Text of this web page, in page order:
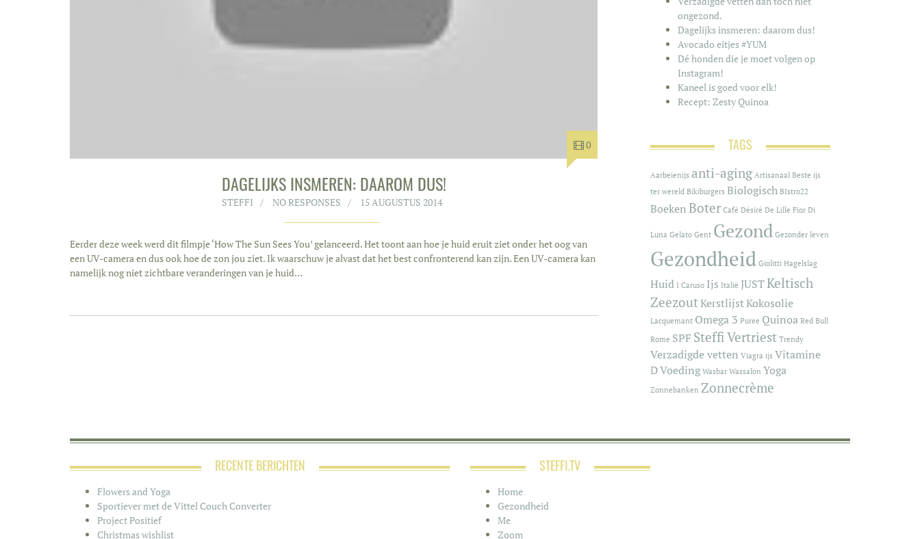
0
DAGELIJKS INSMEREN: DAAROM DUS!
STEFFI NO RESPONSES 15 AUGUSTUS 2014
Eerder deze week werd dit filmpje ‘How The Sun Sees You’ gelanceerd. Het toont aan hoe je huid eruit ziet onder het oog van
een UV-camera en dus ook hoe de zon jou ziet. Ik waarschuw je alvast dat het best confronterend kan zijn. Een UV-camera kan
namelijk nog niet zichtbare veranderingen van je huid…
ongezond.
Dagelijks insmeren: daarom dus!
Avocado eitjes #YUM
Dé honden die je moet volgen op
Instagram!
Kaneel is goed voor elk!
Recept: Zesty Quinoa
TAGS
Aarbeienijs anti-aging Artisanaal Beste ijs
ter wereld Bikiburgers Biologisch BIstro22
Boeken Boter Café Désiré De Lille Fior Di
Luna Gelato Gent Gezond Gezonder leven
Gezondheid Giolitti Hagelslag
Huid I Caruso Ijs Italië JUSTKeltisch
ZeezoutKerstlijstKokosolie
Lacquemant Omega 3 Puree Quinoa Red Bull
Rome SPF Steffi Vertriest Trendy
Verzadigde vetten Viagra ijs Vitamine
DVoeding Wasbar Wassalon Yoga
Zonnebanken Zonnecrème
RECENTE BERICHTEN
Flowers and Yoga
Sportiever met de Vittel Couch Converter
Project Positief
Christmas wishlist
STEFFI.TV
Home
Gezondheid
Me
Zoom